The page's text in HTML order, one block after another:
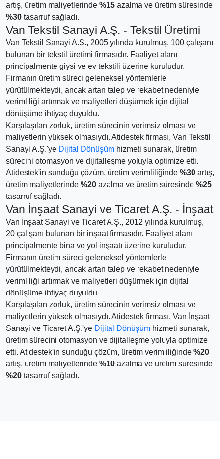
artış, üretim maliyetlerinde %15 azalma ve üretim süresinde
%30 tasarruf sağladı.
Van Tekstil Sanayi A.Ş. - Tekstil Üretimi
Van Tekstil Sanayi A.Ş., 2005 yılında kurulmuş, 100 çalışanı
bulunan bir tekstil üretimi firmasıdır. Faaliyet alanı
principalmente giysi ve ev tekstili üzerine kuruludur.
Firmanın üretim süreci geleneksel yöntemlerle
yürütülmekteydi, ancak artan talep ve rekabet nedeniyle
verimliliği artırmak ve maliyetleri düşürmek için dijital
dönüşüme ihtiyaç duyuldu.
Karşılaşılan zorluk, üretim sürecinin verimsiz olması ve
maliyetlerin yüksek olmasıydı. Atidestek firması, Van Tekstil
Sanayi A.Ş.'ye Dijital Dönüşüm hizmeti sunarak, üretim
sürecini otomasyon ve dijitalleşme yoluyla optimize etti.
Atidestek'in sunduğu çözüm, üretim verimliliğinde %30 artış,
üretim maliyetlerinde %20 azalma ve üretim süresinde %25
tasarruf sağladı.
Van İnşaat Sanayi ve Ticaret A.Ş. - İnşaat
Van İnşaat Sanayi ve Ticaret A.Ş., 2012 yılında kurulmuş,
20 çalışanı bulunan bir inşaat firmasıdır. Faaliyet alanı
principalmente bina ve yol inşaatı üzerine kuruludur.
Firmanın üretim süreci geleneksel yöntemlerle
yürütülmekteydi, ancak artan talep ve rekabet nedeniyle
verimliliği artırmak ve maliyetleri düşürmek için dijital
dönüşüme ihtiyaç duyuldu.
Karşılaşılan zorluk, üretim sürecinin verimsiz olması ve
maliyetlerin yüksek olmasıydı. Atidestek firması, Van İnşaat
Sanayi ve Ticaret A.Ş.'ye Dijital Dönüşüm hizmeti sunarak,
üretim sürecini otomasyon ve dijitalleşme yoluyla optimize
etti. Atidestek'in sunduğu çözüm, üretim verimliliğinde %20
artış, üretim maliyetlerinde %10 azalma ve üretim süresinde
%20 tasarruf sağladı.